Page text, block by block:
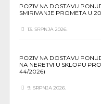
POZIV NA DOSTAVU
SMIRIVANJE PROMETA U
13. SRPNJA 2026.
POZIV NA DOSTAVU
NA NERETVI U SKLOPU
44/2026)
9. SRPNJA 2026.